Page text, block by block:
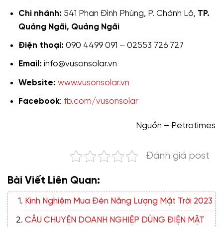
Chi nhánh: 541 Phan Đình Phùng, P. Chánh Lộ, TP.
Quảng Ngãi, Quảng Ngãi
Điện thoại: 090 4499 091 – 02553 726 727
Email: info@vusonsolar.vn
Website: www.vusonsolar.vn
Facebook: fb.com/vusonsolar
Nguồn – Petrotimes
Đánh giá post
Bài Viết Liên Quan:
Kinh Nghiệm Mua Đèn Năng Lượng Mặt Trời 2023
CÂU CHUYỆN DOANH NGHIỆP DÙNG ĐIỆN MẶT